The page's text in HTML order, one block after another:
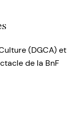
(DGCA) et
de la BnF